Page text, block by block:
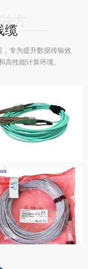
缆
方
专为提升数据传输效
高性能计算环境。